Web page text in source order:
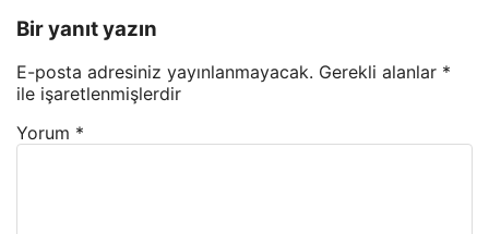
Bir yanıt yazın
E-posta adresiniz yayınlanmayacak. Gerekli alanlar *
ile işaretlenmişlerdir
Yorum *